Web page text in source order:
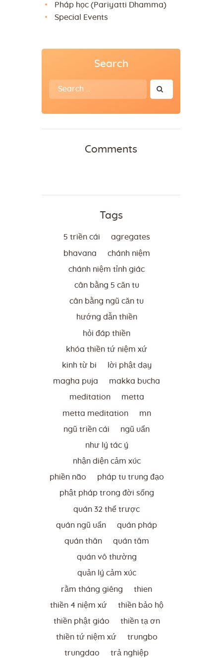
Pháp học (Pariyatti Dhamma)
Special Events
Search
Search
for:
Comments
Tags
5 triền cái agregates
bhavana chánh niệm
chánh niệm tỉnh giác
cân bằng 5 căn tu
cân bằng ngũ căn tu
hướng dẫn thiền
hỏi đáp thiền
khóa thiền tứ niệm xứ
kinh từ bi lời phật dạy
magha puja makka bucha
meditation metta
metta meditation mn
ngũ triền cái ngũ uẩn
như lý tác ý
nhận diện cảm xúc
phiền não pháp tu trung đạo
phật pháp trong đời sống
quán 32 thể trược
quán ngũ uẩn quán pháp
quán thân quán tâm
quán vô thường
quản lý cảm xúc
rằm tháng giêng thien
thiền 4 niệm xứ thiền bảo hộ
thiền phật giáo thiền tạ ơn
thiền tứ niệm xứ trungbo
trungdao trả nghiệp